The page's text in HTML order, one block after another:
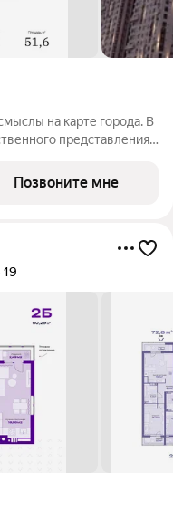
на карте города. В
представления
нашего
Позвоните мне
19